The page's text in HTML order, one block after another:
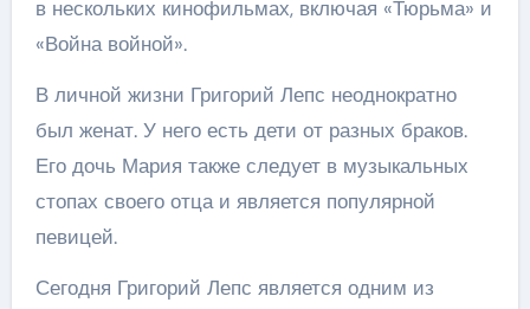
в нескольких кинофильмах, включая «Тюрьма» и
«Война войной».
В личной жизни Григорий Лепс неоднократно
был женат. У него есть дети от разных браков.
Его дочь Мария также следует в музыкальных
стопах своего отца и является популярной
певицей.
Сегодня Григорий Лепс является одним из